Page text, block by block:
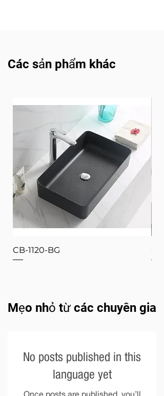
Các sản phẩm khác
CB-1120-BG
Mẹo nhỏ từ các chuyên gia
No posts published in this
language yet